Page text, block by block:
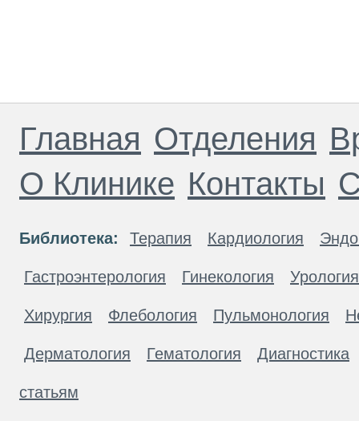
Главная Отделения
О Клинике Контакты
Библиотека: Терапия Кардиология
Гастроэнтерология Гинекология Урология
Хирургия Флебология Пульмонология
Дерматология Гематология Диагностика
статьям